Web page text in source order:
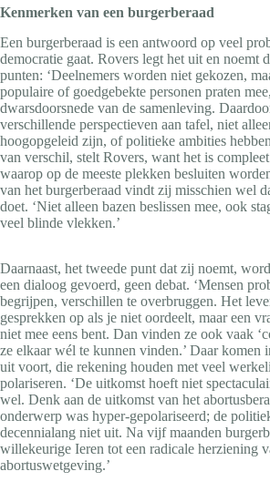
Kenmerken van een burgerberaad
Een burgerberaad is een antwoord op veel
democratie gaat. Rovers legt het uit en noemt
punten: ‘Deelnemers worden niet gekozen,
populaire of goedgebekte personen praten
dwarsdoorsnede van de samenleving.
verschillende perspectieven aan tafel, niet
hoogopgeleid zijn, of politieke ambities
van verschil, stelt Rovers, want het is
waarop op de meeste plekken besluiten
van het burgerberaad vindt zij misschien wel
doet. ‘Niet alleen bazen beslissen mee, ook
veel blinde vlekken.’
Daarnaast, het tweede punt dat zij noemt,
een dialoog gevoerd, geen debat. ‘Mensen
begrijpen, verschillen te overbruggen. Het
gesprekken op als je niet oordeelt, maar een
niet mee eens bent. Dan vinden ze ook vaak
ze elkaar wél te kunnen vinden.’ Daar komen
uit voort, die rekening houden met veel
polariseren. ‘De uitkomst hoeft niet
wel. Denk aan de uitkomst van het
onderwerp was hyper-gepolariseerd; de
decennialang niet uit. Na vijf maanden
willekeurige Ieren tot een radicale herziening
abortuswetgeving.’